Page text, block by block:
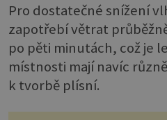
Pro dostatečné snížení
zapotřebí větrat
po pěti minutách, což je
místnosti mají navíc
k tvorbě plísní.